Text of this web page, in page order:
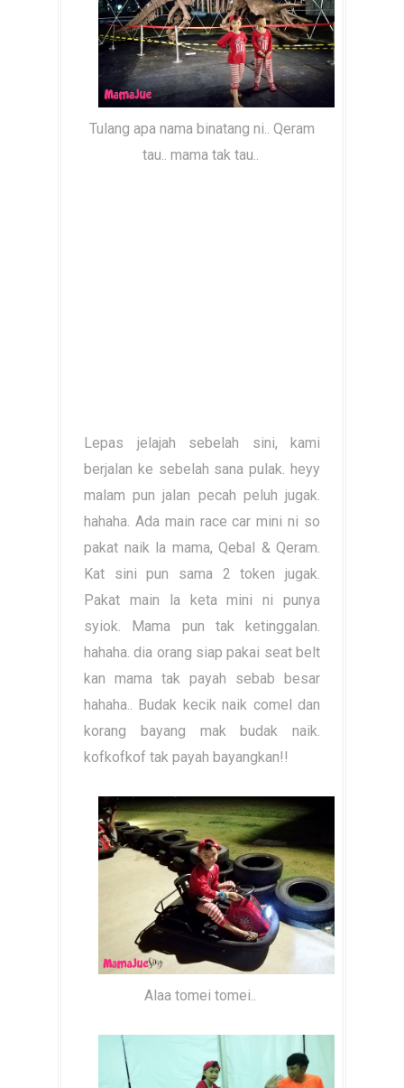
Tulang apa nama binatang ni.. Qeram
tau.. mama tak tau..
Lepas jelajah sebelah sini, kami
berjalan ke sebelah sana pulak. heyy
malam pun jalan pecah peluh jugak.
hahaha. Ada main race car mini ni so
pakat naik la mama, Qebal & Qeram.
Kat sini pun sama 2 token jugak.
Pakat main la keta mini ni punya
syiok. Mama pun tak ketinggalan.
hahaha. dia orang siap pakai seat belt
kan mama tak payah sebab besar
hahaha.. Budak kecik naik comel dan
korang bayang mak budak naik.
kofkofkof tak payah bayangkan!!
Alaa tomei tomei..